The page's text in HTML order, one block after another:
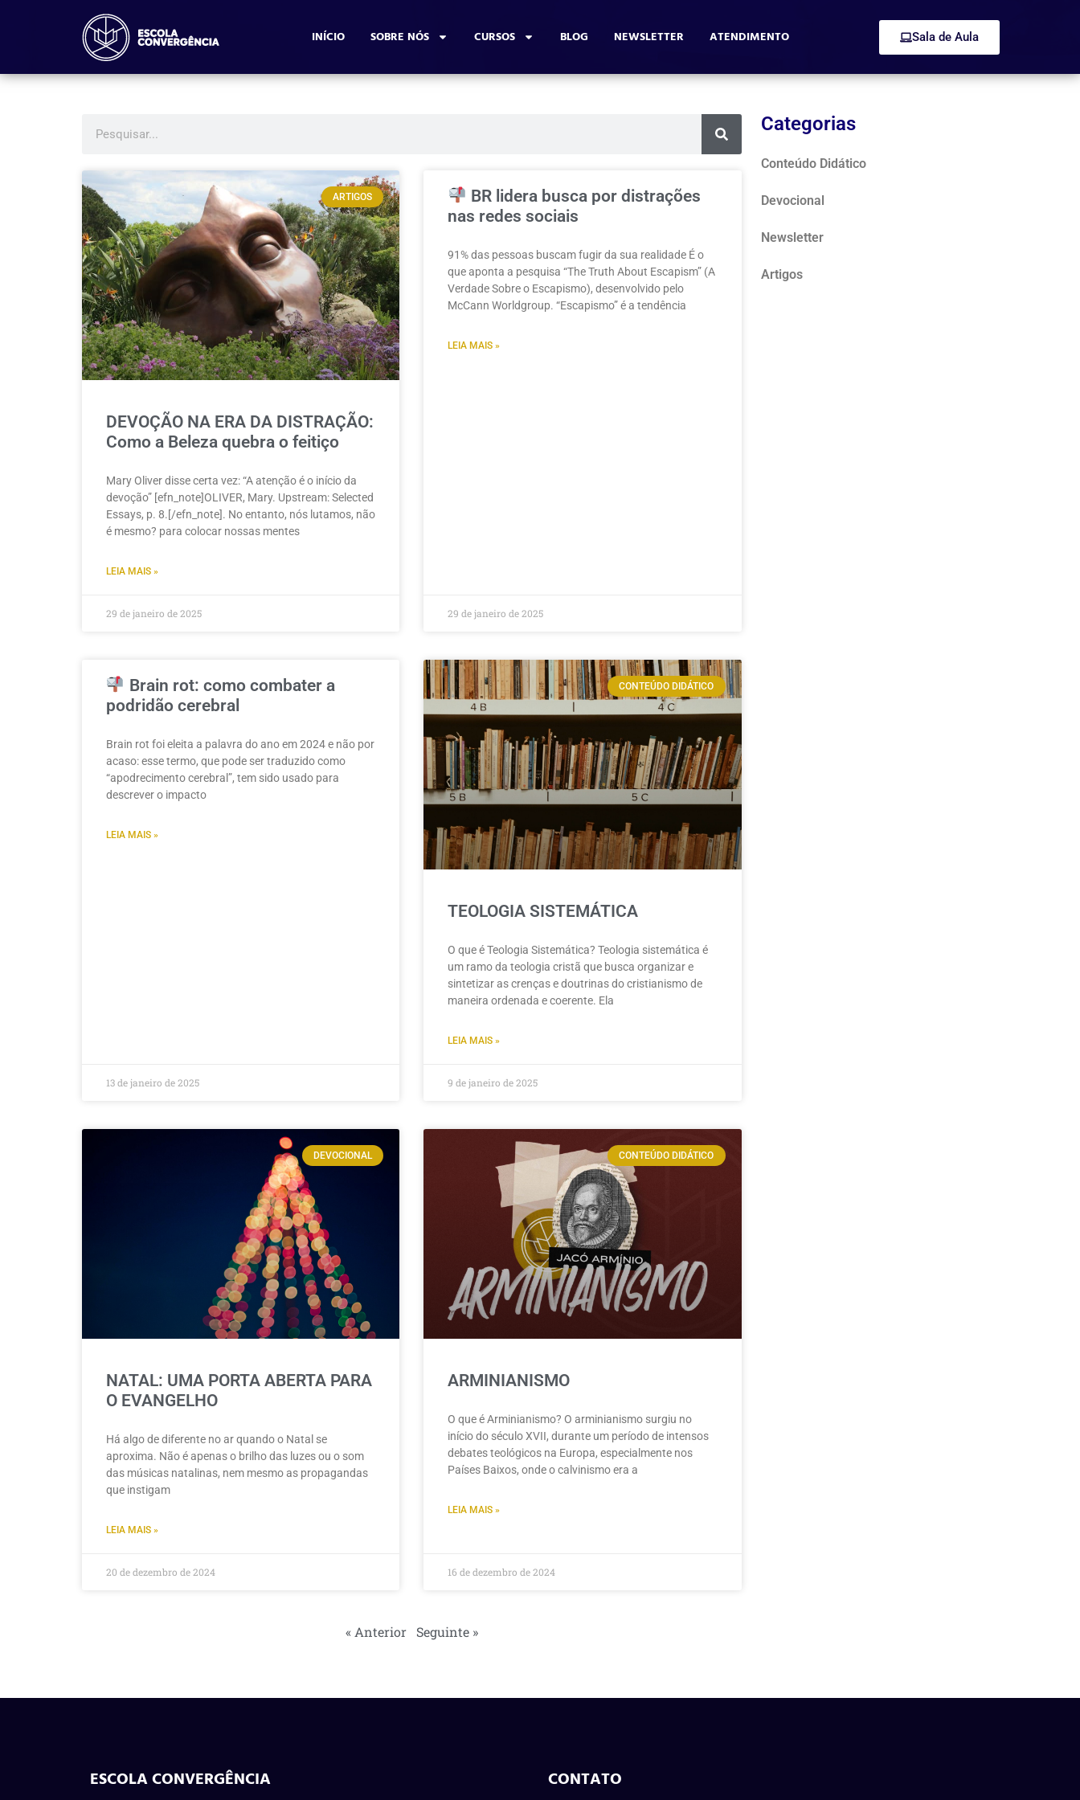
INÍCIO SOBRE NÓS CURSOS BLOG NEWSLETTER ATENDIMENTO Sala de Aula
ARTIGOS
DEVOÇÃO NA ERA DA DISTRAÇÃO:
Como a Beleza quebra o feitiço
Mary Oliver disse certa vez: “A atenção é o início da
devoção” [efn_note]OLIVER, Mary. Upstream: Selected
Essays, p. 8.[/efn_note]. No entanto, nós lutamos, não
é mesmo? para colocar nossas mentes
LEIA MAIS »
29 de janeiro de 2025
BR lidera busca por distrações
nas redes sociais
91% das pessoas buscam fugir da sua realidade É o
que aponta a pesquisa “The Truth About Escapism” (A
Verdade Sobre o Escapismo), desenvolvido pelo
McCann Worldgroup. “Escapismo” é a tendência
LEIA MAIS »
29 de janeiro de 2025
Brain rot: como combater a
podridão cerebral
Brain rot foi eleita a palavra do ano em 2024 e não por
acaso: esse termo, que pode ser traduzido como
“apodrecimento cerebral”, tem sido usado para
descrever o impacto
LEIA MAIS »
13 de janeiro de 2025
CONTEÚDO DIDÁTICO
TEOLOGIA SISTEMÁTICA
O que é Teologia Sistemática? Teologia sistemática é
um ramo da teologia cristã que busca organizar e
sintetizar as crenças e doutrinas do cristianismo de
maneira ordenada e coerente. Ela
LEIA MAIS »
9 de janeiro de 2025
DEVOCIONAL
NATAL: UMA PORTA ABERTA PARA
O EVANGELHO
Há algo de diferente no ar quando o Natal se
aproxima. Não é apenas o brilho das luzes ou o som
das músicas natalinas, nem mesmo as propagandas
que instigam
LEIA MAIS »
20 de dezembro de 2024
CONTEÚDO DIDÁTICO
ARMINIANISMO
O que é Arminianismo? O arminianismo surgiu no
início do século XVII, durante um período de intensos
debates teológicos na Europa, especialmente nos
Países Baixos, onde o calvinismo era a
LEIA MAIS »
16 de dezembro de 2024
« Anterior Seguinte »
Categorias
Conteúdo Didático
Devocional
Newsletter
Artigos
ESCOLA CONVERGÊNCIA CONTATO